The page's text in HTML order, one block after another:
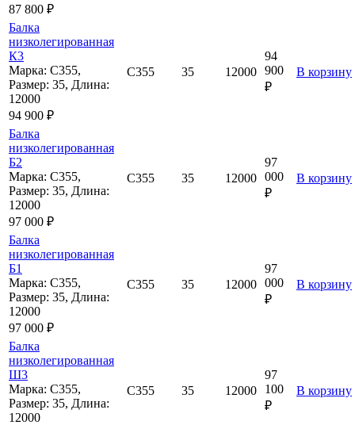
87 800 ₽
Балка
низколегированная
К3
Марка: С355,
Размер: 35, Длина:
12000
94 900 ₽
С355 35 12000
94
900
₽
В корзину
Балка
низколегированная
Б2
Марка: С355,
Размер: 35, Длина:
12000
97 000 ₽
С355 35 12000
97
000
₽
В корзину
Балка
низколегированная
Б1
Марка: С355,
Размер: 35, Длина:
12000
97 000 ₽
С355 35 12000
97
000
₽
В корзину
Балка
низколегированная
Ш3
Марка: С355,
Размер: 35, Длина:
12000
С355 35 12000
97
100
₽
В корзину